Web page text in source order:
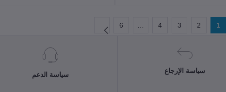
1
2
3
4
6
سياسة الإرجاع
سياسة الدعم